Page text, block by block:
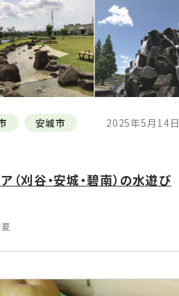
安城市
2025年5月14日
刈谷・安城・碧南）の水遊び